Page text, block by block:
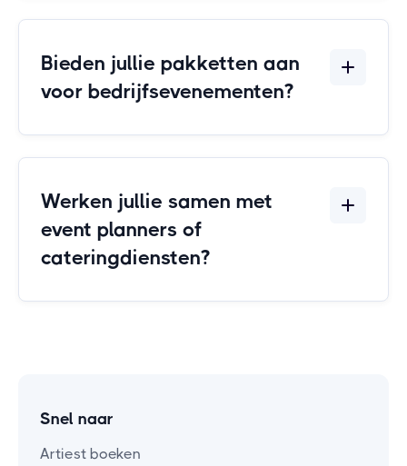
Bieden jullie pakketten aan
voor bedrijfsevenementen?
Werken jullie samen met
event planners of
cateringdiensten?
Snel naar
Artiest boeken